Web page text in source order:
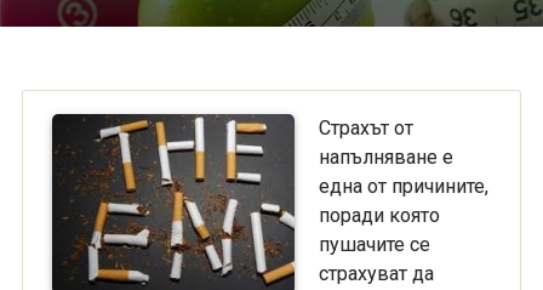
Страхът от
напълняване е
една от причините,
поради която
пушачите се
страхуват да